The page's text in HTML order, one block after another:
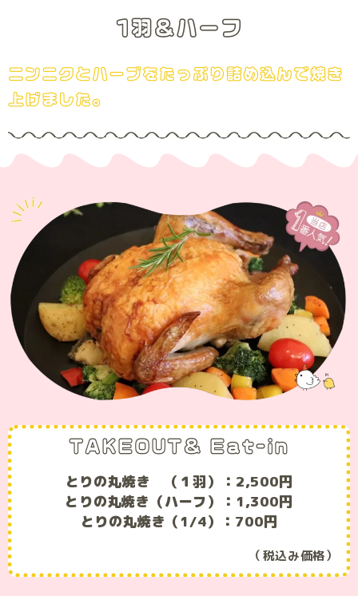
1羽＆ハーフ
ニンニクとハーブをたっぷり詰め込んで焼き
上げました。
TAKEOUT＆ Eat-in
とりの丸焼き （１羽）：2,500円
とりの丸焼き（ハーフ）：1,300円
とりの丸焼き（1/4）：700円
（税込み価格）